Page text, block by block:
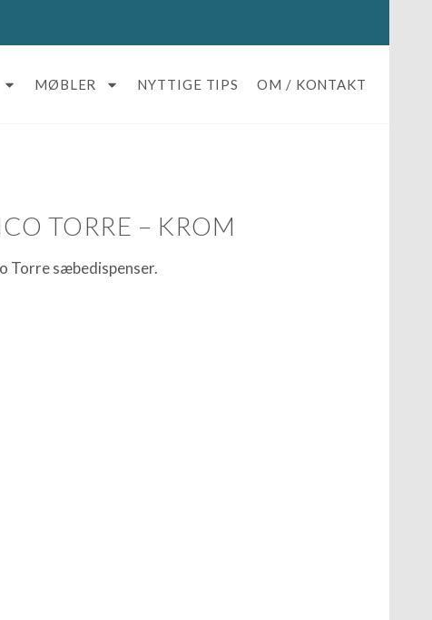
MØBLER NYTTIGE TIPS OM / KONTAKT
TORRE – KROM
Torre sæbedispenser.